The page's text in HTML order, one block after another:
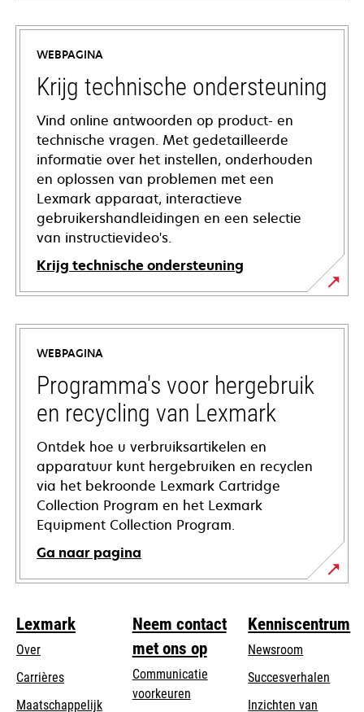
WEBPAGINA
Krijg technische ondersteuning
Vind online antwoorden op product- en
technische vragen. Met gedetailleerde
informatie over het instellen, onderhouden
en oplossen van problemen met een
Lexmark apparaat, interactieve
gebruikershandleidingen en een selectie
van instructievideo's.
Krijg technische ondersteuning
opens
in
new
tab
WEBPAGINA
Programma's voor hergebruik
en recycling van Lexmark
Ontdek hoe u verbruiksartikelen en
apparatuur kunt hergebruiken en recyclen
via het bekroonde Lexmark Cartridge
Collection Program en het Lexmark
Equipment Collection Program.
Ga naar pagina
Lexmark
Over
Carrières
Maatschappelijk
Neem contact
met ons op
Communicatie
voorkeuren
Kenniscentrum
Newsroom
Succesverhalen
Inzichten van